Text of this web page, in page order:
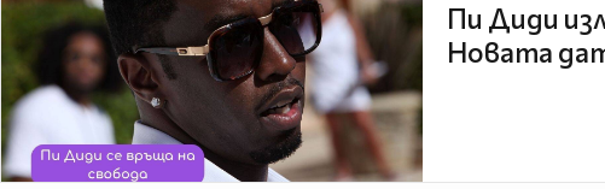
Пи Диди
Новата